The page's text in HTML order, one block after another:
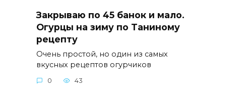
Закрываю по 45 банок и мало.
Огурцы на зиму по Таниному
рецепту
Очень простой, но один из самых
вкусных рецептов огурчиков
0 43